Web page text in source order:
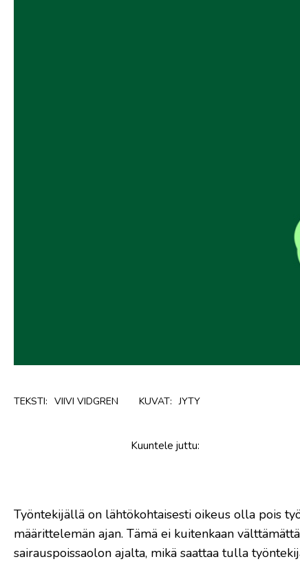
TEKSTI: VIIVI VIDGREN KUVAT: JYTY
Kuuntele juttu:
Työntekijällä on lähtökohtaisesti oikeus olla pois
määrittelemän ajan. Tämä ei kuitenkaan
sairauspoissaolon ajalta, mikä saattaa tulla